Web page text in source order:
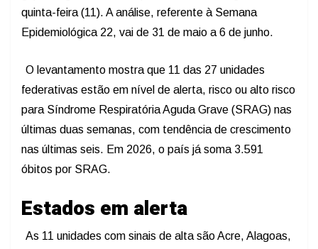
quinta-feira (11). A análise, referente à Semana
Epidemiológica 22, vai de 31 de maio a 6 de junho.
O levantamento mostra que 11 das 27 unidades
federativas estão em nível de alerta, risco ou alto risco
para Síndrome Respiratória Aguda Grave (SRAG) nas
últimas duas semanas, com tendência de crescimento
nas últimas seis. Em 2026, o país já soma 3.591
óbitos por SRAG.
Estados em alerta
As 11 unidades com sinais de alta são Acre, Alagoas,